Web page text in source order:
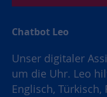
Chatbot Leo
Unser digitaler
um die Uhr. Leo
Englisch,